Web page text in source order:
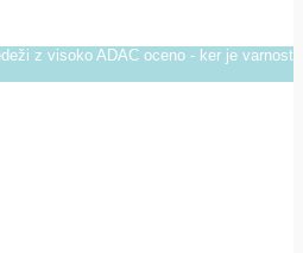
z visoko ADAC oceno - ker je varnost